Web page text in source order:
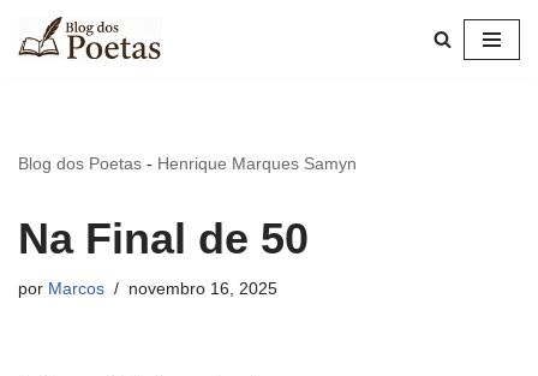
Pular
Blog dos Poetas - Henrique Marques Samyn
Na Final de 50
por Marcos novembro 16, 2025